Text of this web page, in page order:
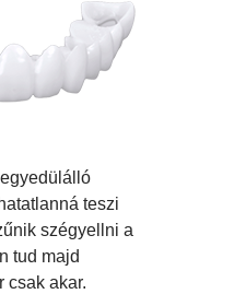
teszi
szégyellni a
tud majd
csak akar.